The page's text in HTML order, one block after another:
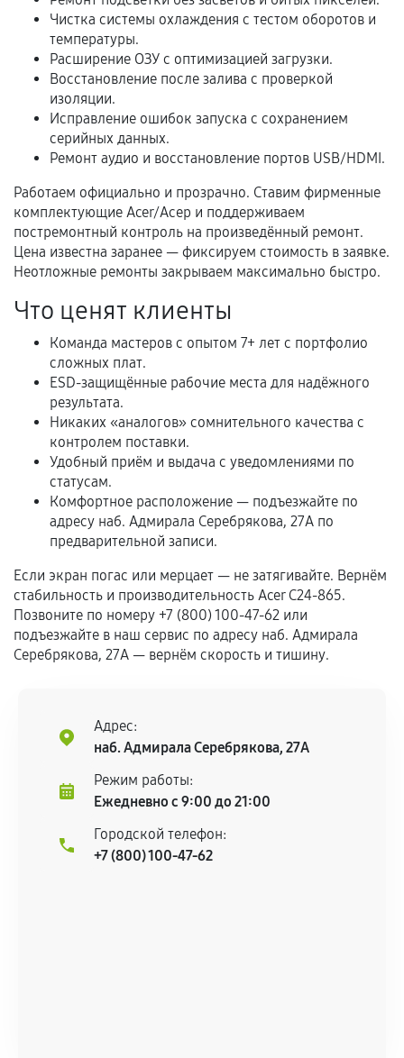
В некоторых случаях возможно оформление
расширенной гарантии. Стоимость, сроки и
условия продления согласовываются отдельно и
фиксируются в документах.
Нарушение правил эксплуатации,
механические повреждения, попадание влаги,
перегрев, коррозия.
третьих лиц.
Естественный износ деталей, если иное не
предусмотрено отдельно.
Обращение после окончания гарантийного
срока.
Программные сбои, если это не указано в
отдельных условиях.
Если комплектующие куплены
Гарантия на выполненные работы может
сохраняться полностью или частично, если
соблюдены следующие условия:
Предоставленные детали подходят по
Установка была выполнена нашим сервисным
При этом гарантия на сами комплектующие
остается на стороне производителя или
продавца. За качество сторонних деталей
сервисный центр ответственности не несет.
Чистка системы охлаждения с тестом оборотов и
температуры.
Расширение ОЗУ с оптимизацией загрузки.
Восстановление после залива с проверкой
изоляции.
Исправление ошибок запуска с сохранением
серийных данных.
Ремонт аудио и восстановление портов USB/HDMI.
Работаем официально и прозрачно. Ставим фирменные
комплектующие Acer/Асер и поддерживаем
постремонтный контроль на произведённый ремонт.
Цена известна заранее — фиксируем стоимость в заявке.
Неотложные ремонты закрываем максимально быстро.
Что ценят клиенты
Команда мастеров с опытом 7+ лет с портфолио
сложных плат.
ESD-защищённые рабочие места для надёжного
результата.
Никаких «аналогов» сомнительного качества с
контролем поставки.
Удобный приём и выдача с уведомлениями по
статусам.
Комфортное расположение — подъезжайте по
адресу наб. Адмирала Серебрякова, 27А по
предварительной записи.
Если экран погас или мерцает — не затягивайте. Вернём
стабильность и производительность Acer C24-865.
Позвоните по номеру +7 (800) 100-47-62 или
подъезжайте в наш сервис по адресу наб. Адмирала
Серебрякова, 27А — вернём скорость и тишину.
Адрес:
наб. Адмирала Серебрякова, 27А
Режим работы:
Ежедневно с 9:00 до 21:00
Городской телефон:
+7 (800) 100-47-62